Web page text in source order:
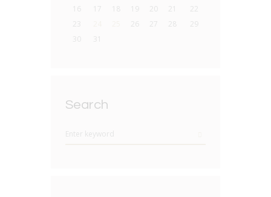
16
17 19 20 21
22
23
26 27 28
29
30
31
Search